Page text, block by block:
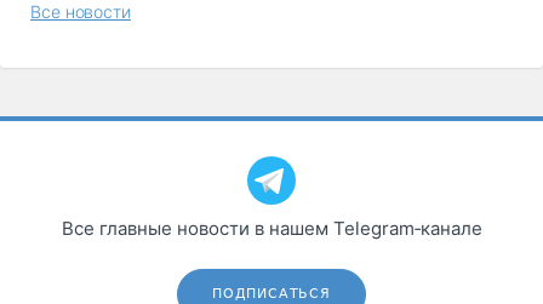
Все новости
Все главные новости в нашем Telegram‑канале
ПОДПИСАТЬСЯ